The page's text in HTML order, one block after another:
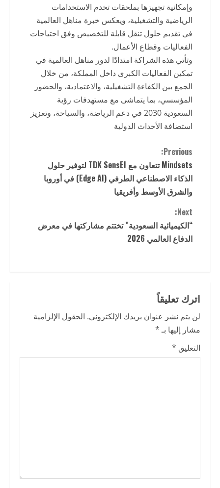
وإمكانية تجهيزها بملحقات تخدم الاستخدامات
الرياضية والتشغيلية، ويعكس خبرة مناهل العالمية
في تقديم حلول تنقل قابلة للتخصيص وفق احتياجات
الفعاليات وقطاع الأعمال.
وتأتي هذه الشراكة امتدادًا لدور مناهل العالمية في
تمكين الفعاليات الكبرى داخل المملكة، من خلال
الجمع بين الكفاءة التشغيلية، والاعتمادية، والحضور
المؤسسي، بما يتماشى مع مستهدفات رؤية
السعودية 2030 في دعم الرياضة، والسياحة، وتعزيز
استضافة الأحداث الدولية
C
o
n
t
i
e
R
e
a
Previous:
Mindsets تتعاون مع TDK SensEI لتوفير حلول
الذكاء الاصطناعي الطرفي (Edge AI) في أوروبا
والشرق الأوسط وأفريقيا
Next:
“الكيميائية السعودية” تختتم مشاركتها في معرض
الدفاع العالمي 2026
اترك تعليقاً
لن يتم نشر عنوان بريدك الإلكتروني. الحقول الإلزامية
مشار إليها بـ*
التعليق *